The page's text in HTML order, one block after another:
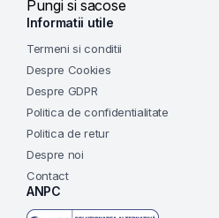
Pungi si sacose
Informatii utile
Termeni si conditii
Despre Cookies
Despre GDPR
Politica de confidentialitate
Politica de retur
Despre noi
Contact
ANPC